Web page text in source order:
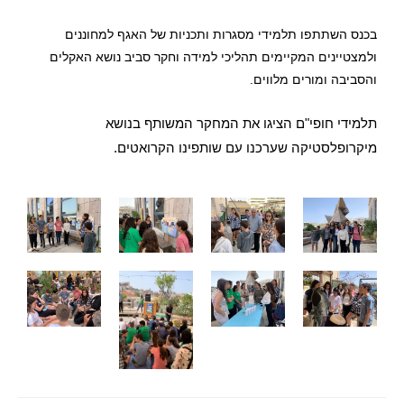
בכנס השתתפו תלמידי מסגרות ותכניות של האגף למחוננים
ולמצטיינים המקיימים תהליכי למידה וחקר סביב נושא האקלים
והסביבה ומורים מלווים.
תלמידי חופי"ם הציגו את המחקר המשותף בנושא
מיקרופלסטיקה שערכנו עם שותפינו הקרואטים.